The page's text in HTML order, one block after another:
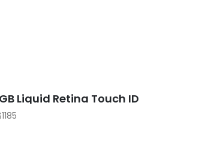
Liquid Retina Touch ID